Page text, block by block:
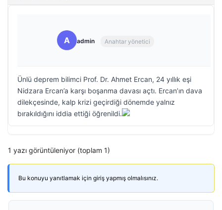
A admin Anahtar yönetici
Ünlü deprem bilimci Prof. Dr. Ahmet Ercan, 24 yıllık eşi
Nidzara Ercan’a karşı boşanma davası açtı. Ercan’ın dava
dilekçesinde, kalp krizi geçirdiği dönemde yalnız
bırakıldığını iddia ettiği öğrenildi.
1 yazı görüntüleniyor (toplam 1)
Bu konuyu yanıtlamak için giriş yapmış olmalısınız.